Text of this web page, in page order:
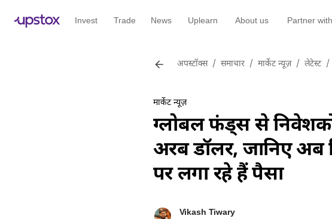
Invest Trade News Uplearn About us Partner
अपस्टॉक्स / समाचार / मार्केट न्यूज़ / लेटेस्ट /
मार्केट न्यूज़
ग्लोबल फंड्स से
अरब डॉलर, जानिए
पर लगा रहे हैं पैसा
Vikash Tiwary